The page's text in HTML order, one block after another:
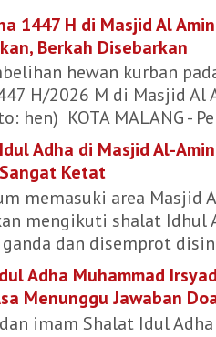
1447 H di Masjid Al
Berkah Disebarkan
hewan kurban
H/2026 M di Masjid Al
hen) KOTA MALANG -
Adha di Masjid Al-
Ketat
memasuki area Masjid
mengikuti shalat Idhul
dan disemprot
Adha Muhammad
Menunggu Jawaban
imam Shalat Idul